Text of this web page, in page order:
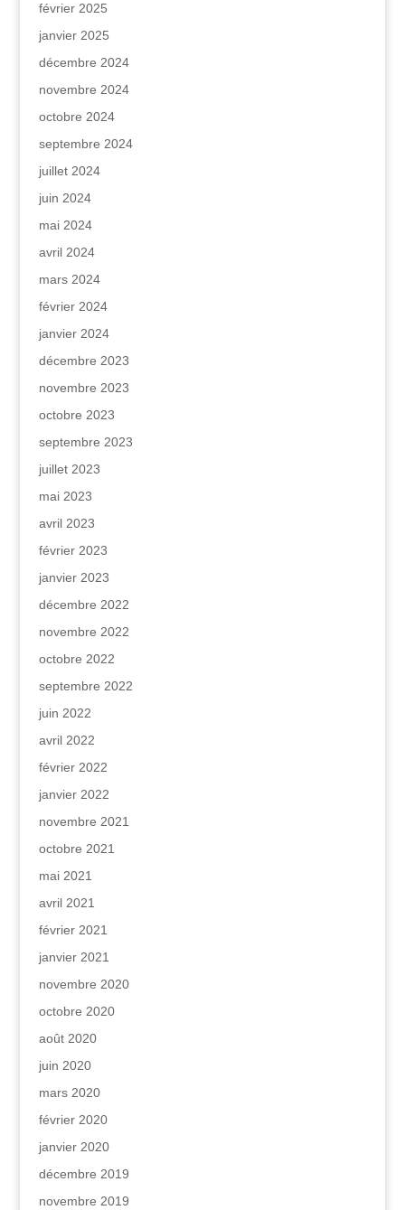
février 2025
janvier 2025
décembre 2024
novembre 2024
octobre 2024
septembre 2024
juillet 2024
juin 2024
mai 2024
avril 2024
mars 2024
février 2024
janvier 2024
décembre 2023
novembre 2023
octobre 2023
septembre 2023
juillet 2023
mai 2023
avril 2023
février 2023
janvier 2023
décembre 2022
novembre 2022
octobre 2022
septembre 2022
juin 2022
avril 2022
février 2022
janvier 2022
novembre 2021
octobre 2021
mai 2021
avril 2021
février 2021
janvier 2021
novembre 2020
octobre 2020
août 2020
juin 2020
mars 2020
février 2020
janvier 2020
décembre 2019
novembre 2019